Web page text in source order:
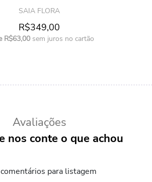
SAIA FLORA
R$349,00
R$63,00sem juros no cartão
Avaliações
nos conte o que achou
para listagem